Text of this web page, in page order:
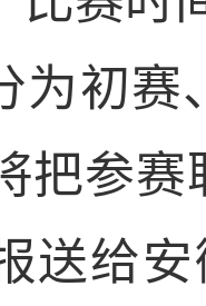
为初赛
把参
送给